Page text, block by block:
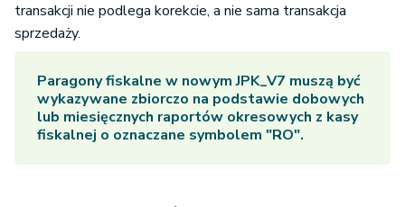
transakcji nie podlega korekcie, a nie sama transakcja
sprzedaży.
Paragony fiskalne w nowym JPK_V7 muszą być
wykazywane zbiorczo na podstawie dobowych
lub miesięcznych raportów okresowych z kasy
fiskalnej o oznaczane symbolem "RO".